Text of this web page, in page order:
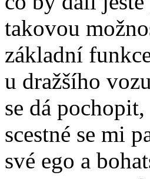
takovou
základní
u dražšího
se dá
scestné se mi
své ego a